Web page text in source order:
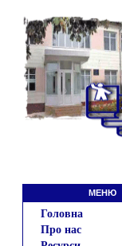
МЕНЮ
Головна
Про нас